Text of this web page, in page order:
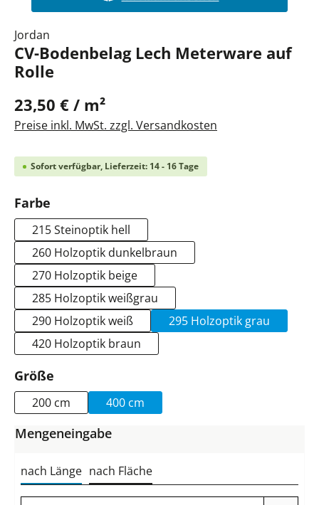
Jordan
CV-Bodenbelag Lech Meterware auf
Rolle
23,50 € / m²
Preise inkl. MwSt. zzgl. Versandkosten
Sofort verfügbar, Lieferzeit: 14 - 16 Tage
Farbe
215 Steinoptik hell
260 Holzoptik dunkelbraun
270 Holzoptik beige
285 Holzoptik weißgrau
290 Holzoptik weiß
295 Holzoptik grau
420 Holzoptik braun
Größe
200 cm 400 cm
Mengeneingabe
nach Länge nach Fläche